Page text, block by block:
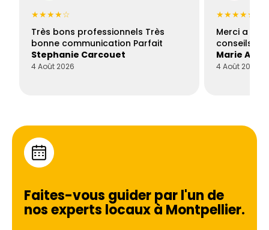
★★★★☆
Très bons professionnels Très
bonne communication Parfait
Stephanie Carcouet
4 Août 2026
★★★★★
Merci a
conseils
Marie
4 Août 2026
Faites-vous guider par l'un de
nos experts locaux à Montpellier.